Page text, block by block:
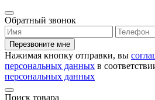
Обратный звонок
Перезвоните мне
Нажимая кнопку отправки, вы
персональных данных в
персональных данных
Поиск товара